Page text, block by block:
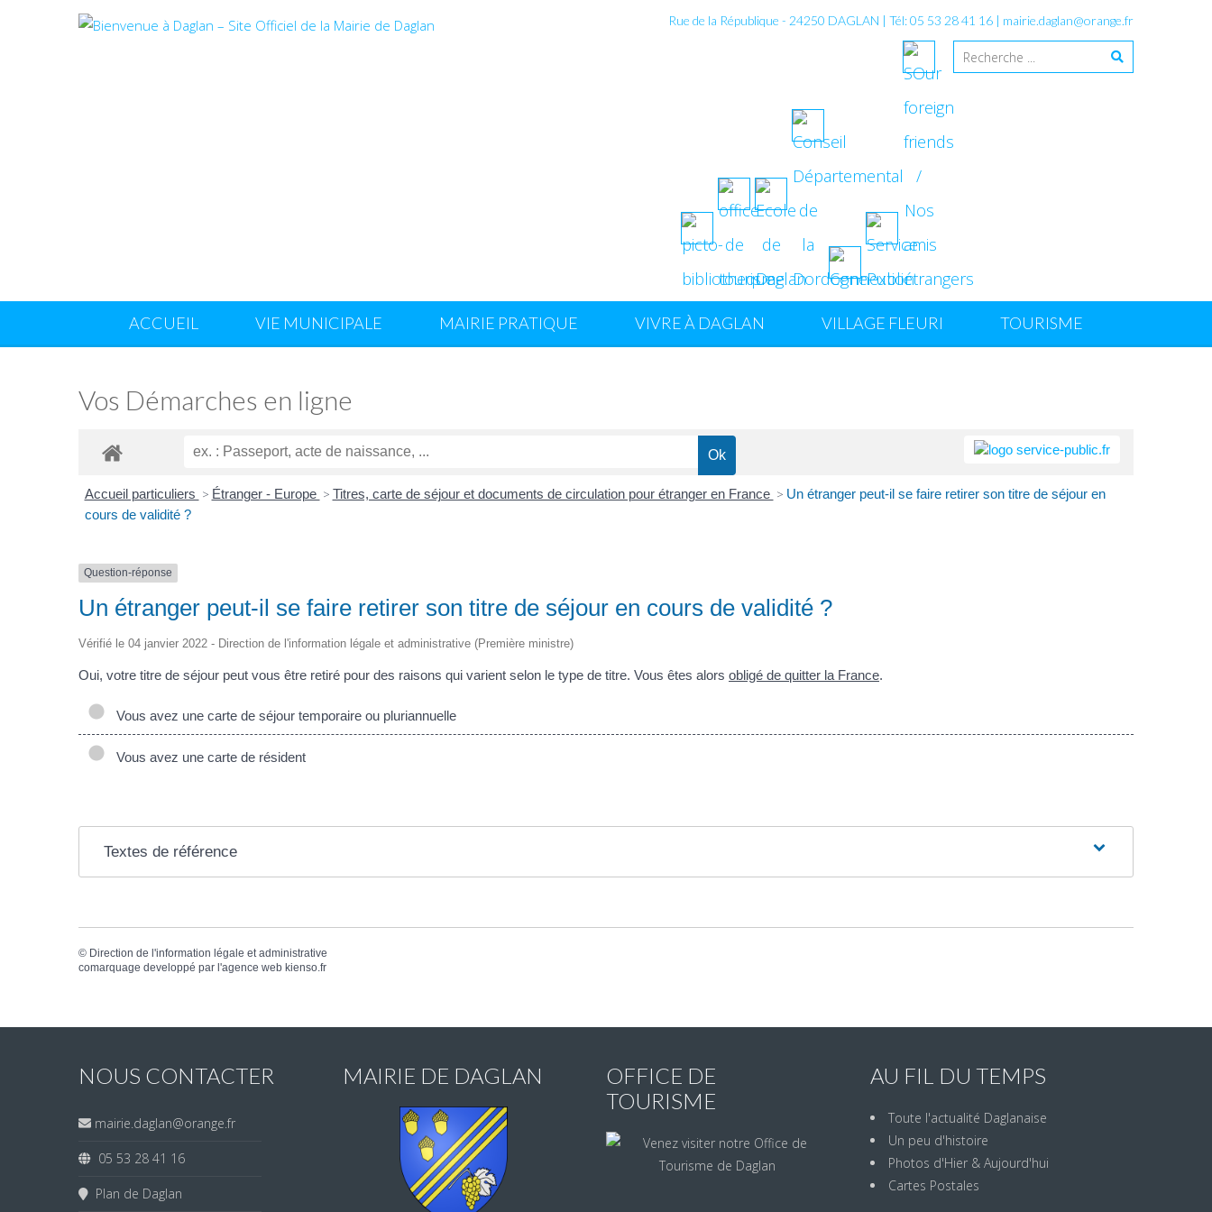
Rue de la République - 24250 DAGLAN | Tél: 05 53 28 41 16 | mairie.daglan@orange.fr
ACCUEIL VIE MUNICIPALE MAIRIE PRATIQUE VIVRE À DAGLAN VILLAGE FLEURI TOURISME
Vos Démarches en ligne
Accueil particuliers > Étranger - Europe > Titres, carte de séjour et documents de circulation pour étranger en France > Un étranger peut-il se faire retirer son titre de séjour en
cours de validité ?
Question-réponse
Un étranger peut-il se faire retirer son titre de séjour en cours de validité ?
Vérifié le 04 janvier 2022 - Direction de l'information légale et administrative (Première ministre)
Oui, votre titre de séjour peut vous être retiré pour des raisons qui varient selon le type de titre. Vous êtes alors obligé de quitter la France.
Vous avez une carte de séjour temporaire ou pluriannuelle
Vous avez une carte de résident
Textes de référence
© Direction de l'information légale et administrative
comarquage developpé par l'agence web kienso.fr
NOUS CONTACTER
mairie.daglan@orange.fr
05 53 28 41 16
Plan de Daglan
MAIRIE DE DAGLAN
OFFICE DE
TOURISME
AU FIL DU TEMPS
Toute l'actualité Daglanaise
Un peu d'histoire
Photos d'Hier & Aujourd'hui
Cartes Postales